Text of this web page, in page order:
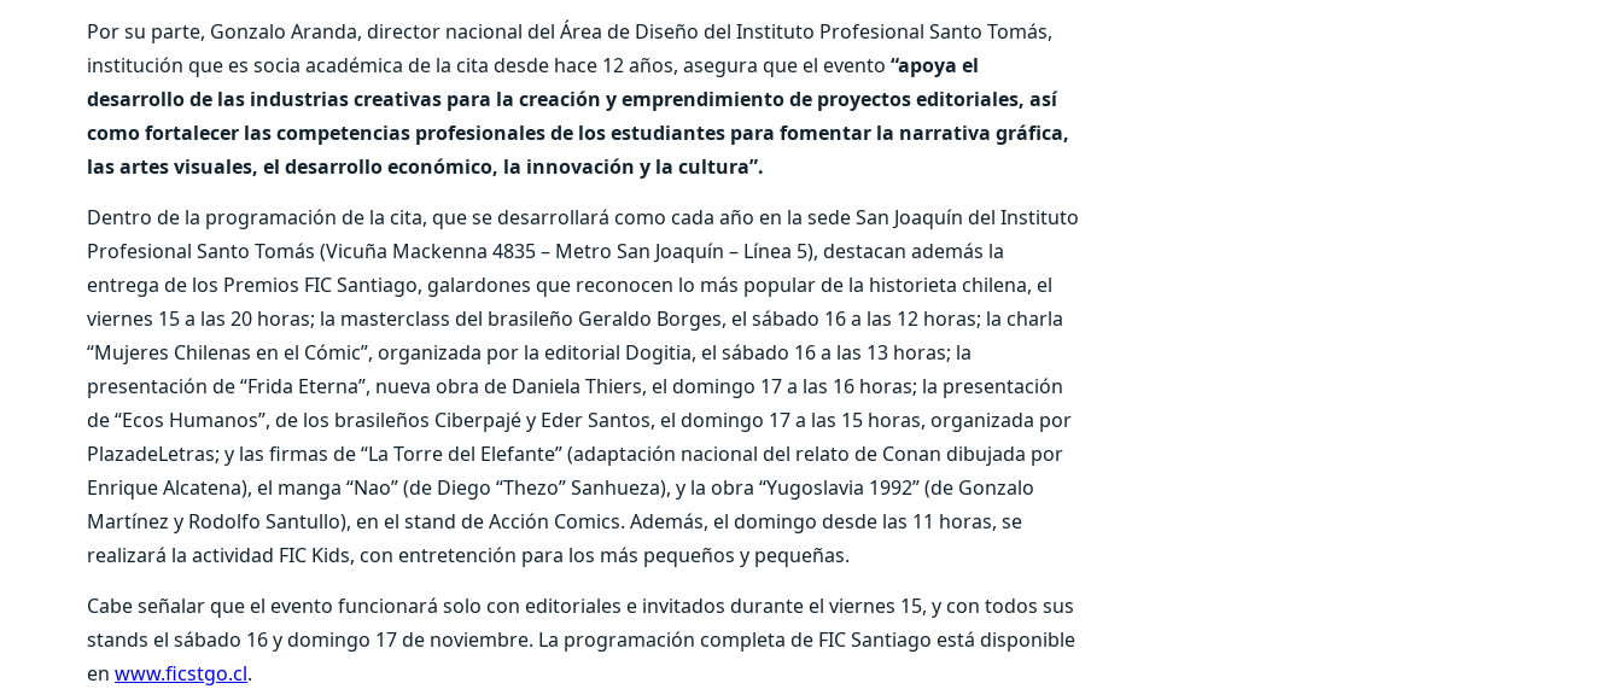
Por su parte, Gonzalo Aranda, director nacional del Área de Diseño del Instituto Profesional Santo Tomás,
institución que es socia académica de la cita desde hace 12 años, asegura que el evento “apoya el
desarrollo de las industrias creativas para la creación y emprendimiento de proyectos editoriales, así
como fortalecer las competencias profesionales de los estudiantes para fomentar la narrativa gráfica,
las artes visuales, el desarrollo económico, la innovación y la cultura”.
Dentro de la programación de la cita, que se desarrollará como cada año en la sede San Joaquín del Instituto
Profesional Santo Tomás (Vicuña Mackenna 4835 – Metro San Joaquín – Línea 5), destacan además la
entrega de los Premios FIC Santiago, galardones que reconocen lo más popular de la historieta chilena, el
viernes 15 a las 20 horas; la masterclass del brasileño Geraldo Borges, el sábado 16 a las 12 horas; la charla
“Mujeres Chilenas en el Cómic”, organizada por la editorial Dogitia, el sábado 16 a las 13 horas; la
presentación de “Frida Eterna”, nueva obra de Daniela Thiers, el domingo 17 a las 16 horas; la presentación
de “Ecos Humanos”, de los brasileños Ciberpajé y Eder Santos, el domingo 17 a las 15 horas, organizada por
PlazadeLetras; y las firmas de “La Torre del Elefante” (adaptación nacional del relato de Conan dibujada por
Enrique Alcatena), el manga “Nao” (de Diego “Thezo” Sanhueza), y la obra “Yugoslavia 1992” (de Gonzalo
Martínez y Rodolfo Santullo), en el stand de Acción Comics. Además, el domingo desde las 11 horas, se
realizará la actividad FIC Kids, con entretención para los más pequeños y pequeñas.
Cabe señalar que el evento funcionará solo con editoriales e invitados durante el viernes 15, y con todos sus
stands el sábado 16 y domingo 17 de noviembre. La programación completa de FIC Santiago está disponible
en www.ficstgo.cl.